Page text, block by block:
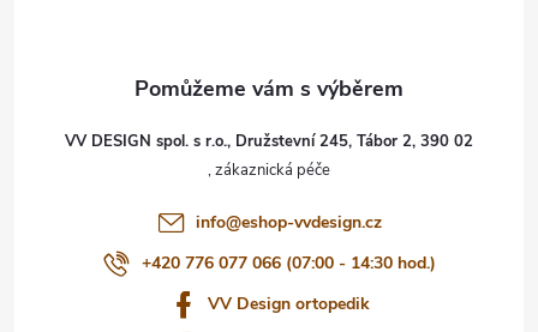
VV DESIGN spol. s r.o., Družstevní 245, Tábor 2, 390 02
info@eshop-vvdesign.cz
+420 776 077 066 (07:00 - 14:30 hod.)
VV Design ortopedik